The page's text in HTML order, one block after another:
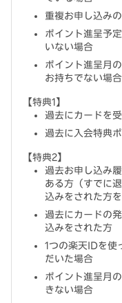
重複お申し込み
ポイント進呈予
いない場合
ポイント進呈月
お持ちでない場合
【特典1】
過去にカードを
過去に入会特典
【特典2】
過去お申し込み
ある方（すでに
込みをされた方を
過去にカードの
込みをされた方
1つの楽天IDを使
だいた場合
ポイント進呈月
きない場合